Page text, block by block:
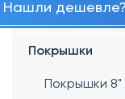
Подшипники
Покрышки
Покрышки 8"
Нашли